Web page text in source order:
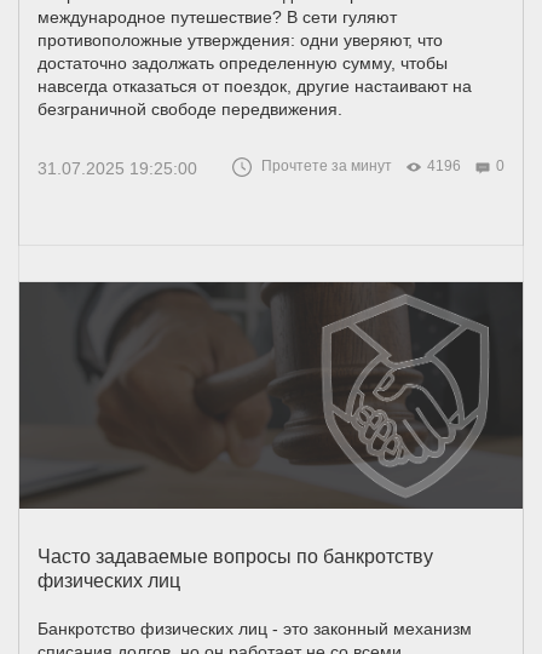
международное путешествие? В сети гуляют
противоположные утверждения: одни уверяют, что
достаточно задолжать определенную сумму, чтобы
навсегда отказаться от поездок, другие настаивают на
безграничной свободе передвижения.
31.07.2025 19:25:00 Прочтете за минут 4196 0
Часто задаваемые вопросы по банкротству
физических лиц
Банкротство физических лиц - это законный механизм